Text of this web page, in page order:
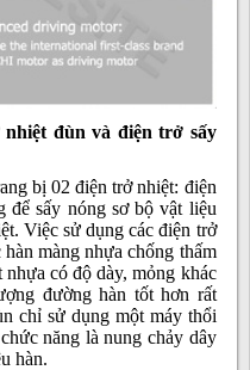
đùn và điện trở sấy
bị 02 điện trở nhiệt: điện
để sấy nóng sơ bộ vật liệu
Việc sử dụng các điện trở
màng nhựa chống thấm
có độ dày, mỏng khác
đường hàn tốt hơn rất
chỉ sử dụng một máy thổi
năng là nung chảy dây
hàn.